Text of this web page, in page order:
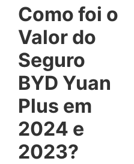
Como foi o
Valor do
Seguro
BYD Yuan
Plus em
2024 e
2023?